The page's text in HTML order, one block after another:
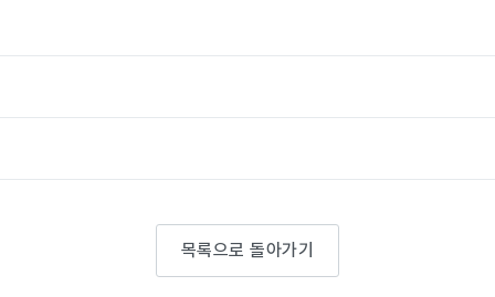
목록으로 돌아가기